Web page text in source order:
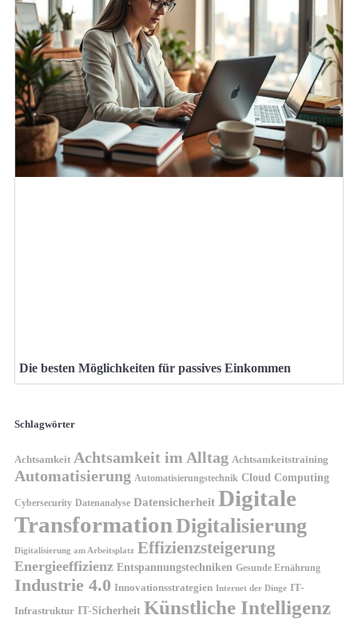
Die besten Möglichkeiten für passives Einkommen
Schlagwörter
Achtsamkeit Achtsamkeit im Alltag Achtsamkeitstraining
Automatisierung Automatisierungstechnik Cloud Computing
Cybersecurity Datenanalyse Datensicherheit Digitale
TransformationDigitalisierung
Digitalisierung am Arbeitsplatz Effizienzsteigerung
Energieeffizienz Entspannungstechniken Gesunde Ernährung
Industrie 4.0 Innovationsstrategien Internet der Dinge IT-
Infrastruktur IT-Sicherheit Künstliche Intelligenz